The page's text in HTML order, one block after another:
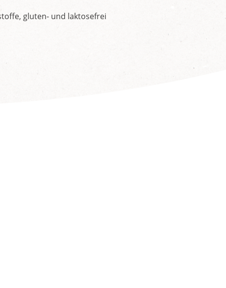
gluten- und laktosefrei